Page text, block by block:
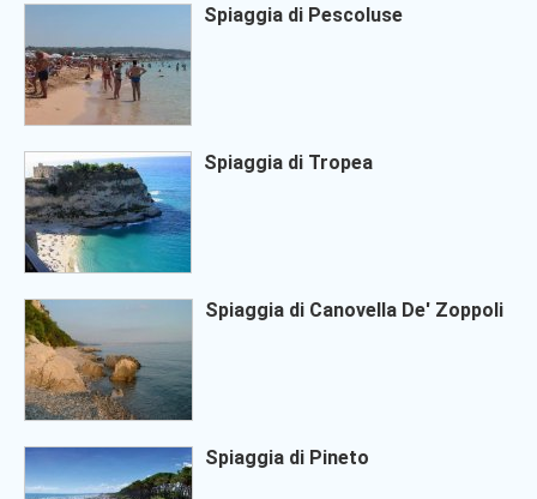
Spiaggia di Pescoluse
Spiaggia di Tropea
Spiaggia di Canovella De' Zoppoli
Spiaggia di Pineto